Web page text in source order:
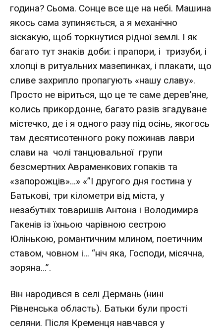
година? Сьома. Сонце все ще на небі. Машина
якось сама зупиняється, а я механічно
зіскакую, щоб торкнутися рідної землі. І як
багато тут знаків доби: і прапори, і тризуби, і
хлопці в ритуальних мазепинках, і плакати, що
сливе захрипло пропагують «нашу славу».
Просто не віриться, що це те саме дерев’яне,
колись прикордонне, багато разів згадуване
містечко, де і я одного разу під осінь, якогось
там десятисотенного року пожинав лаври
слави на чолі танцювальної групи
безсмертних Авраменкових гопаків та
«запорожців»…» «”І другого дня гостина у
Батькові, три кілометри від міста, у
незабутніх товаришів Антона і Володимира
Гакенів із їхньою чарівною сестрою
Юлінькою, романтичним млином, поетичним
ставом, човном і… “ніч яка, Господи, місячна,
зоряна…”.
Він народився в селі Дермань (нині
Рівненська область). Батьки були прості
селяни. Після Кременця навчався у